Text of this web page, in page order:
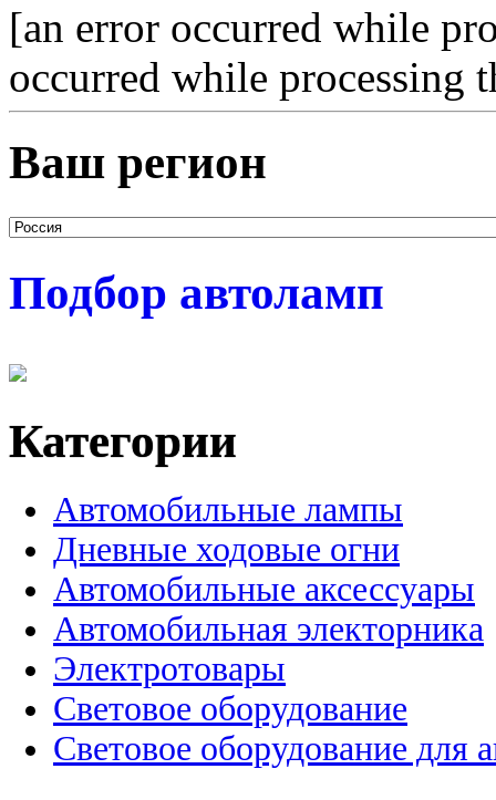
[an error occurred while
occurred while processing
Ваш регион
Подбор автоламп
Категории
Автомобильные лампы
Дневные ходовые огни
Автомобильные аксессуары
Автомобильная электорника
Электротовары
Световое оборудование
Световое оборудование для